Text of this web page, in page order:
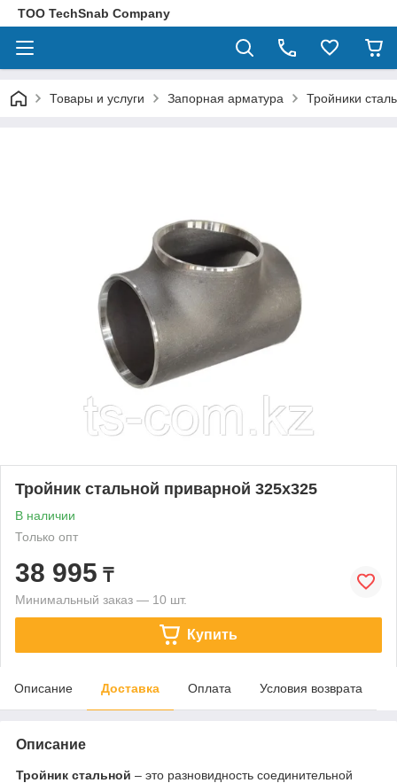
ТОО TechSnab Company
Товары и услуги Запорная арматура Тройники
Тройник стальной приварной 325х325
В наличии
Только опт
38 995 ₸
Минимальный заказ — 10 шт.
Купить
Описание Доставка Оплата Условия возврата
Описание
Тройник стальной – это разновидность соединительной